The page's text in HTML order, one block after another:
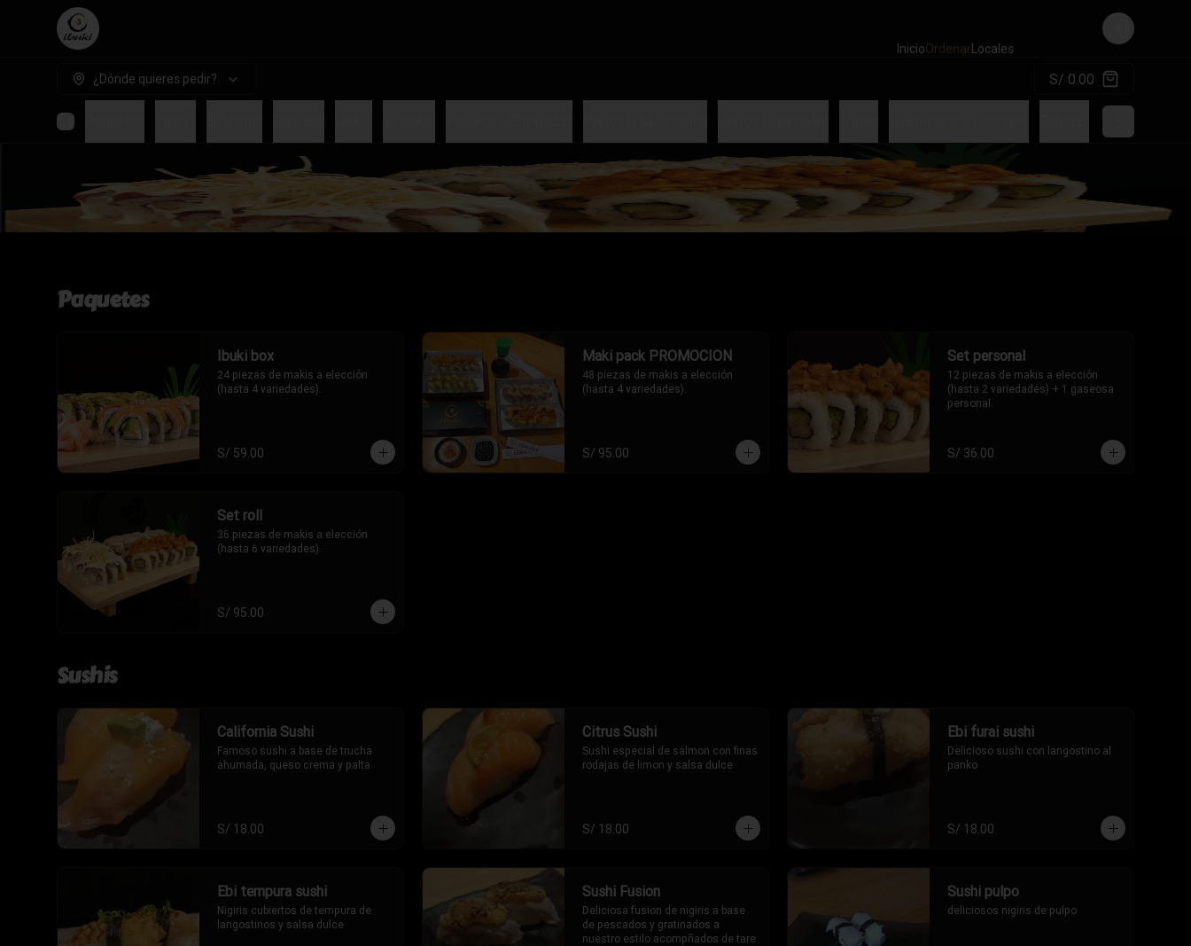
InicioOrdenarLocales
Login
¿Dónde quieres pedir? S/ 0.00
Paquetes
Ibuki box
24 piezas de makis a elección
(hasta 4 variedades).
S/ 59.00
Maki pack PROMOCION
48 piezas de makis a elección
(hasta 4 variedades).
S/ 95.00
Set personal
12 piezas de makis a elección
(hasta 2 variedades) + 1 gaseosa
personal.
S/ 36.00
Set roll
36 piezas de makis a elección
(hasta 6 variedades).
S/ 95.00
Sushis
California Sushi
Famoso sushi a base de trucha
ahumada, queso crema y palta
S/ 18.00
Citrus Sushi
Sushi especial de salmon con finas
rodajas de limon y salsa dulce
S/ 18.00
Ebi furai sushi
Delicioso sushi con langostino al
panko
S/ 18.00
Ebi tempura sushi
Nigiris cubiertos de tempura de
langostinos y salsa dulce
Sushi Fusion
Deliciosa fusion de nigiris a base
de pescados y gratinados a
nuestro estilo acompñados de tare
Sushi pulpo
deliciosos nigiris de pulpo